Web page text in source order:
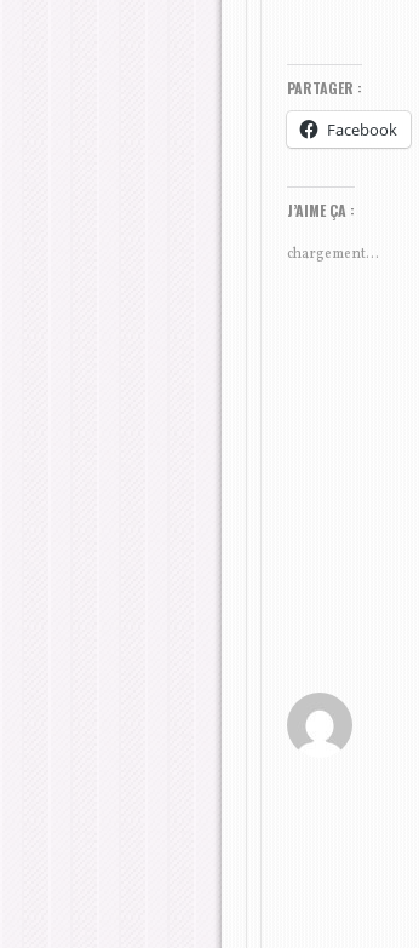
PARTAGER :
Facebook
J’AIME ÇA :
chargement…